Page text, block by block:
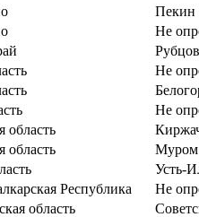
Пекин
Не
Не
Не
область
область
Муром
Усть-
Республика
Не
область